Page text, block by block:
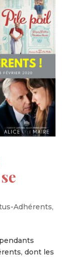
Adhérents,
dont les